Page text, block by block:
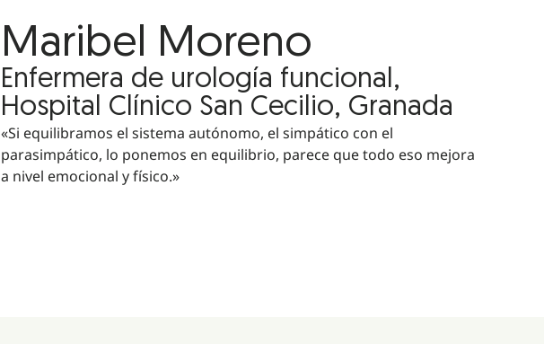
Maribel Moreno
Enfermera de urología funcional,
Hospital Clínico San Cecilio, Granada
«Si equilibramos el sistema autónomo, el simpático con el
parasimpático, lo ponemos en equilibrio, parece que todo eso mejora
a nivel emocional y físico.»